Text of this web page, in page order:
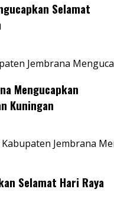
Selamat
Jembrana
Mengucapkan
Kuningan
Jembrana
Selamat Hari Raya